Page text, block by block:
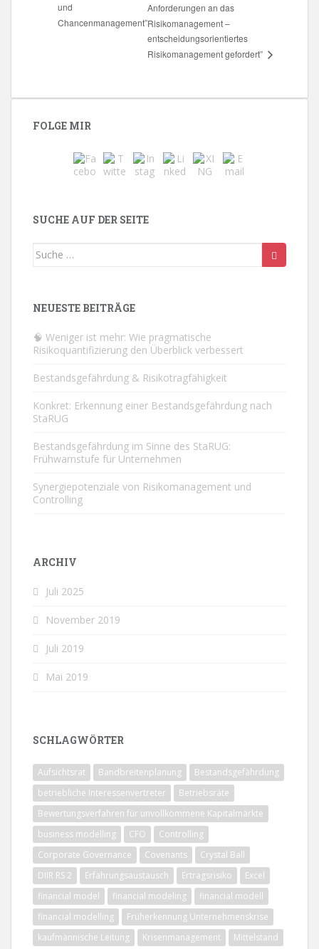
und
Chancenmanagement”
Anforderungen an das
Risikomanagement –
entscheidungsorientiertes
Risikomanagement gefordert”
FOLGE MIR
SUCHE AUF DER SEITE
Suche
NEUESTE BEITRÄGE
🧠 Weniger ist mehr: Wie pragmatische
Risikoquantifizierung den Überblick verbessert
Bestandsgefährdung & Risikotragfähigkeit
Konkret: Erkennung einer Bestandsgefährdung nach
StaRUG
Bestandsgefährdung im Sinne des StaRUG:
Frühwarnstufe für Unternehmen
Synergiepotenziale von Risikomanagement und
Controlling
ARCHIV
Juli 2025
November 2019
Juli 2019
Mai 2019
SCHLAGWÖRTER
Aufsichtsrat Bandbreitenplanung
Bestandsgefährdung
betriebliche Interessenvertreter
Betriebsräte
Bewertungsverfahren für unvollkommene Kapitalmärkte
business modelling
CFO
Controlling
Corporate Governance
Covenants
Crystal Ball
DIIR RS 2
Erfahrungsaustausch Ertragsrisiko
Excel
financial model
financial modeling
financial modell
financial modelling
Früherkennung Unternehmenskrise
kaufmännische Leitung
Krisenmanagement Mittelstand